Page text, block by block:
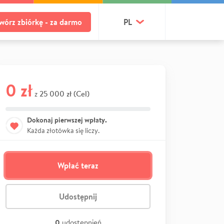
zbiórkę - za darmo PL
0 zł z 25 000 zł (Cel)
Dokonaj pierwszej wpłaty.
Każda złotówka się liczy.
Wpłać teraz
Udostępnij